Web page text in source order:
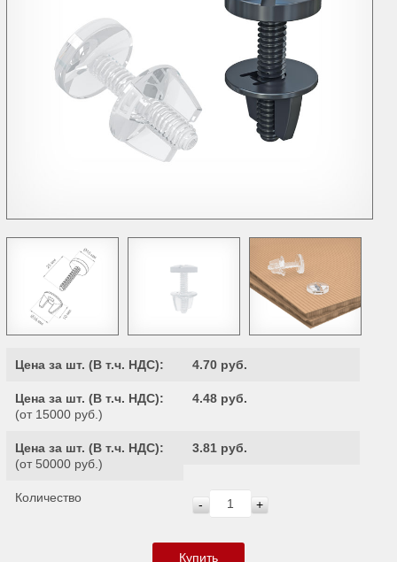
Цена за шт. (В т.ч. НДС): 4.70 руб.
Цена за шт. (В т.ч. НДС):
(от 15000 руб.)
4.48 руб.
Цена за шт. (В т.ч. НДС):
(от 50000 руб.)
3.81 руб.
Количество - +
Купить